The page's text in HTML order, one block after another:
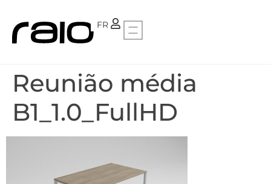
FR
PT
Reunião média
B1_1.0_FullHD